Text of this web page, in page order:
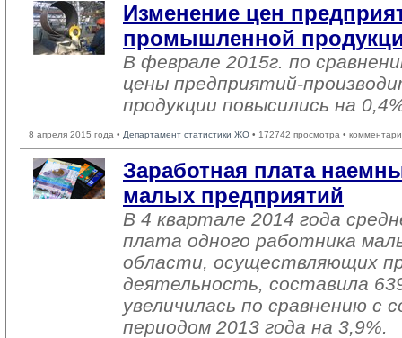
Изменение цен
промышленной
В феврале 2015г. по
цены предприятий-
продукции повысились на
8 апреля 2015 года • Департамент статистики ЖО • 172742 просмотра •
Заработная плата
малых предприятий
В 4 квартале 2014 года
плата одного работника
области, осуществляющих
деятельность, составила
увеличилась по сравнению
периодом 2013 года на 3,9%.